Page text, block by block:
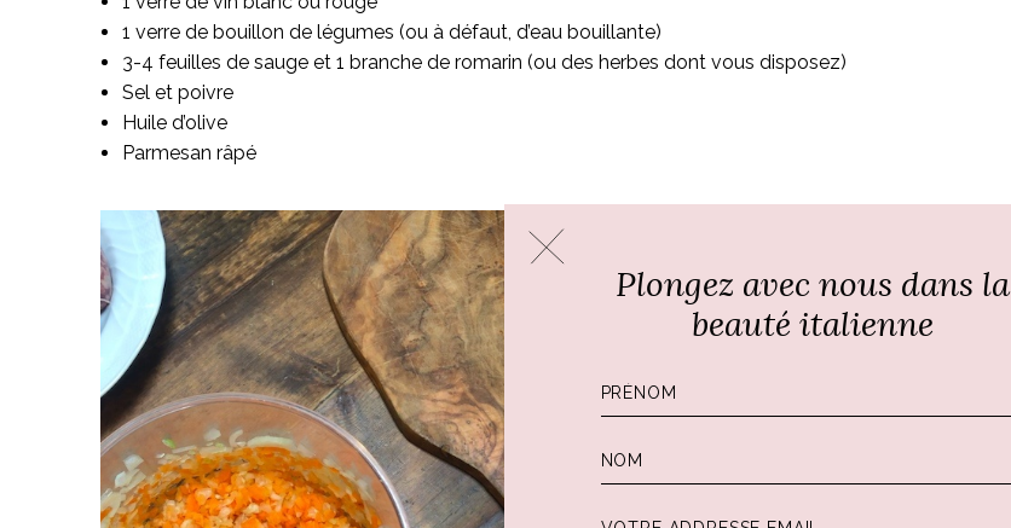
1 verre de bouillon de légumes (ou à défaut, d’eau bouillante)
3-4 feuilles de sauge et 1 branche de romarin (ou des herbes dont vous disposez)
Sel et poivre
Huile d’olive
Parmesan râpé
Plongez avec nous dans la
beauté italienne